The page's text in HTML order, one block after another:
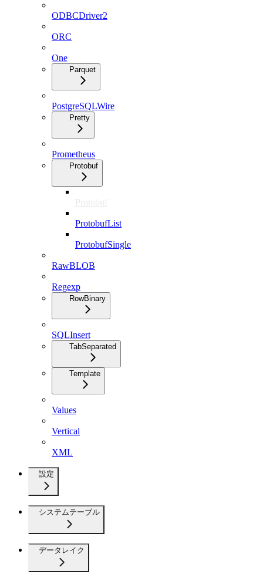
ODBCDriver2
ORC
One
Parquet
PostgreSQLWire
Pretty
Prometheus
Protobuf
Protobuf
ProtobufList
ProtobufSingle
RawBLOB
Regexp
RowBinary
SQLInsert
TabSeparated
Template
Values
Vertical
XML
設定
システムテーブル
データレイク